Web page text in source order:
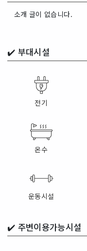
소개 글이 없습니다.
✔️ 부대시설
전기
온수
운동시설
✔️ 주변이용가능시설